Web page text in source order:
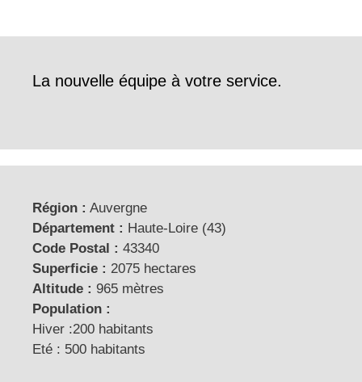
La nouvelle équipe à votre service.
Région : Auvergne
Département : Haute-Loire (43)
Code Postal : 43340
Superficie : 2075 hectares
Altitude : 965 mètres
Population :
Hiver :200 habitants
Eté : 500 habitants